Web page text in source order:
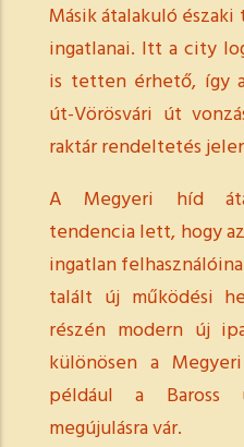
Másik átalakuló
ingatlanai. Itt a city
is tetten érhető, így
út-Vörösvári út
raktár rendeltetés
A Megyeri híd
tendencia lett, hogy
ingatlan
talált új működési
részén modern új
különösen a
például a Baross
megújulásra vár.